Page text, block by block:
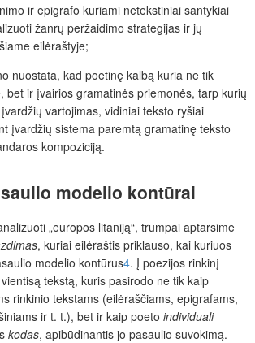
ir epigrafo kuriami netekstiniai santykiai
žanrų peržaidimo strategijas ir jų
eilėraštyje;
nuostata, kad poetinę kalbą kuria ne tik
bet ir įvairios gramatinės priemonės, tarp kurių
vartojimas, vidiniai teksto ryšiai
įvardžių sistema paremtą gramatinę teksto
kompoziciją.
modelio kontūrai
„europos litaniją“, trumpai aptarsime
, kuriai eilėraštis priklauso, kai kuriuos
modelio kontūrus4. Į poezijos rinkinį
tekstą, kuris pasirodo ne tik kaip
rinkinio tekstams (eilėraščiams, epigrafams,
ir t. t.), bet ir kaip poeto individuali
kodas, apibūdinantis jo pasaulio suvokimą.